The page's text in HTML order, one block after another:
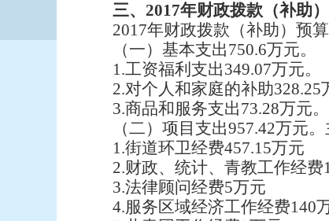
三、2017年财政拨款（补助
2017年财政拨款（补助）预
（一）基本支出750.6万元。
1.工资福利支出349.07万元。
2.对个人和家庭的补助328.25
3.商品和服务支出73.28万元。
（二）项目支出957.42万元
1.街道环卫经费457.15万元
2.财政、统计、青教工作经费
3.法律顾问经费5万元
4.服务区域经济工作经费140